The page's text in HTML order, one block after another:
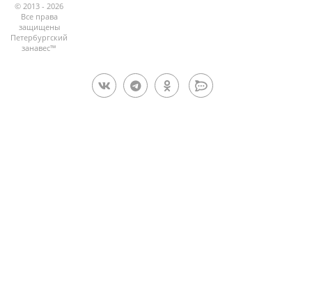
© 2013 - 2026
Все права
защищены
Петербургский
занавес™